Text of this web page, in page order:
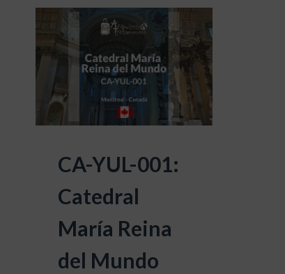
CA-YUL-001:
Catedral
María Reina
del Mundo